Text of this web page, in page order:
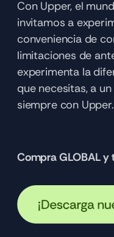
Con Upper, el
invitamos a
conveniencia de
limitaciones de
experimenta la
que necesitas, a
siempre con Upper.
Compra GLOBAL y